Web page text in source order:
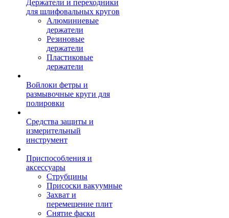
Держатели и переходники
для шлифовальных кругов
Алюминиевые
держатели
Резиновые
держатели
Пластиковые
держатели
Войлоки фетры и
размывочные круги для
полировки
Средства защиты и
измерительный
инструмент
Приспособления и
аксессуары
Струбцины
Присоски вакуумные
Захват и
перемещение плит
Снятие фаски